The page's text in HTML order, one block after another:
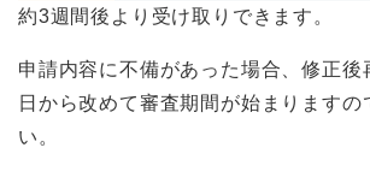
約3週間後より受け取りできます。
申請内容に不備があった場合、修正後
日から改めて審査期間が始まりますの
い。